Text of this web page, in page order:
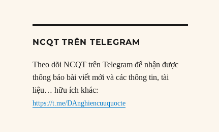
NCQT TRÊN TELEGRAM
Theo dõi NCQT trên Telegram để nhận được
thông báo bài viết mới và các thông tin, tài
liệu… hữu ích khác:
https://t.me/DAnghiencuuquocte